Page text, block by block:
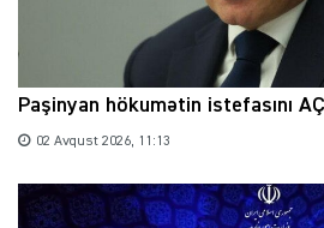
Paşinyan hökumətin istefasını
02 Avqust 2026, 11:13